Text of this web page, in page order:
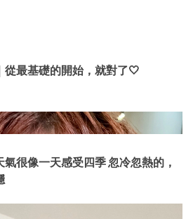
從最基礎的開始，就對了🤍
氣很像一天感受四季 忽冷忽熱的，